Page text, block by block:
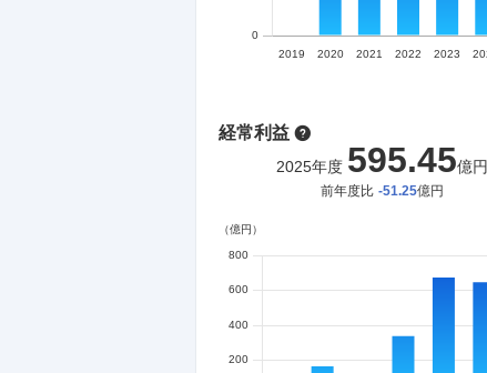
経常利益
2025年度 595.45億円
前年度比 -51.25億円